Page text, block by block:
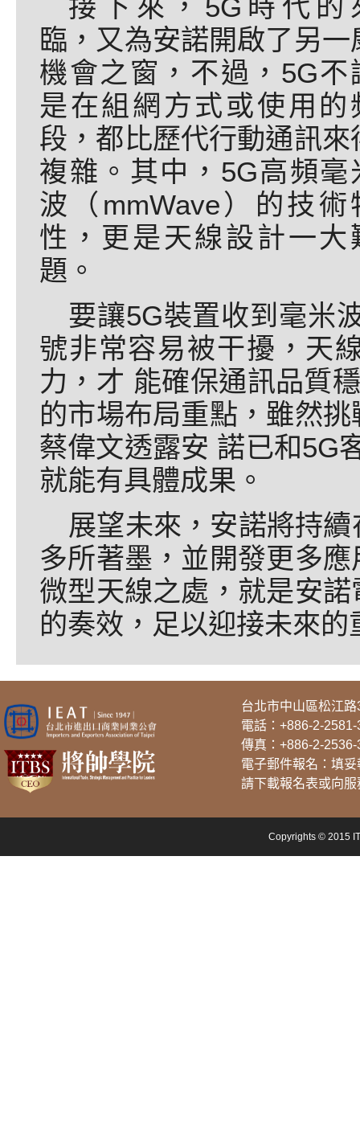
接下來，5G時代的
臨，又為安諾開啟了另一
機會之窗，不過，5G不
是在組網方式或使用的
段，都比歷代行動通訊來
複雜。其中，5G高頻毫
波（mmWave）的技術
性，更是天線設計一大
題。
要讓5G裝置收到毫米
號非常容易被干擾，天
力，才 能確保通訊品質
的市場布局重點，雖然
蔡偉文透露安 諾已和5G
就能有具體成果。
展望未來，安諾將持
多所著墨，並開發更多
微型天線之處，就是安
的奏效，足以迎接未來
台北市中山區松江路
電話： +886-2-2581-
傳真：+886-2-2536-
電子郵件報名：填
請下載報名表或向
Copyrights © 2015